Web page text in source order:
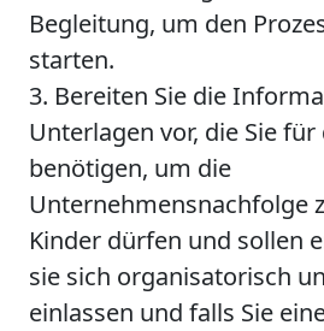
Begleitung, um den
starten.
3. Bereiten Sie die
Unterlagen vor, die Sie
benötigen, um die
Unternehmensnachfolge
Kinder dürfen und sollen
sie sich organisatorisch
einlassen und falls Sie